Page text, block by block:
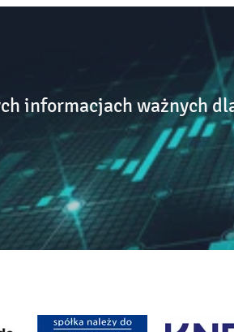
informacjach ważnych